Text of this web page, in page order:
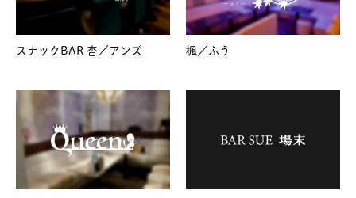
スナックBAR 杏／アンズ 楓／ふう